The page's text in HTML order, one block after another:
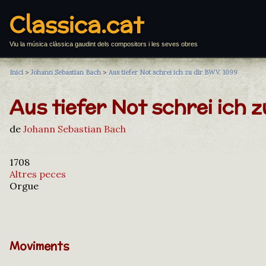
Classica.cat
Viu la música clàssica gaudint dels compositors i les seves obres
Inici > Johann Sebastian Bach > Aus tiefer Not schrei ich zu dir BWV. 1099
Aus tiefer Not schrei ich
de Johann Sebastian Bach
1708
Altres peces
Orgue
Moviments